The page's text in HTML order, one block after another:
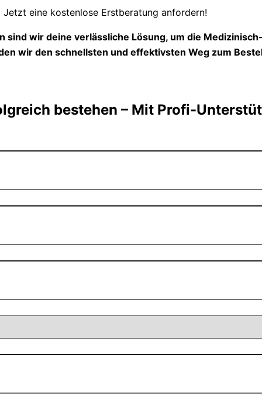
Jetzt eine kostenlose Erstberatung anfordern!
wir deine verlässliche Lösung, um die
wir den schnellsten und effektivsten Weg zum
bestehen – Mit Profi-